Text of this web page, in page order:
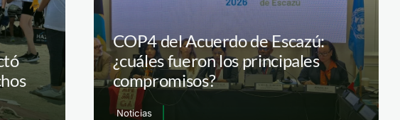
COP4 del Acuerdo de Escazú:
¿cuáles fueron los principales
compromisos?
Noticias